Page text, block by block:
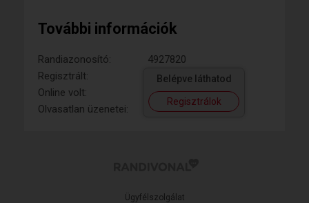
További információk
Randiazonosító:
4927820
Regisztrált:
Online volt:
Olvasatlan üzenetei:
Belépve láthatod
Regisztrálok
Ügyfélszolgálat